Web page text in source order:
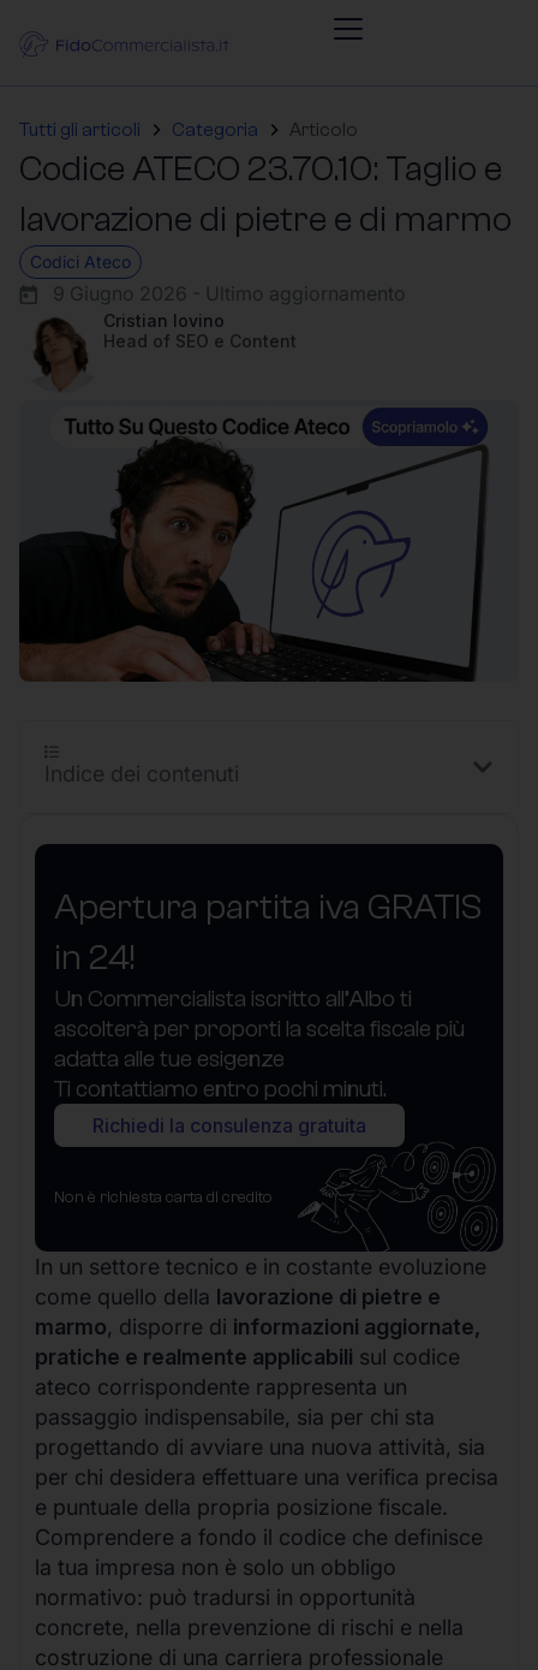
Tutti gli articoli Categoria Articolo
Codice ATECO 23.70.10: Taglio e
lavorazione di pietre e di marmo
Codici Ateco
9 Giugno 2026 - Ultimo aggiornamento
Cristian Iovino
Head of SEO e Content
Apertura partita iva GRATIS
in 24!
Un Commercialista iscritto all’Albo ti
ascolterà per proporti la scelta fiscale più
adatta alle tue esigenze
Ti contattiamo entro pochi minuti.
Richiedi la consulenza gratuita
Non è richiesta carta di credito
In un settore tecnico e in costante evoluzione
come quello della lavorazione di pietre e
marmo, disporre di informazioni aggiornate,
pratiche e realmente applicabili sul codice
ateco corrispondente rappresenta un
passaggio indispensabile, sia per chi sta
progettando di avviare una nuova attività, sia
per chi desidera effettuare una verifica precisa
e puntuale della propria posizione fiscale.
Comprendere a fondo il codice che definisce
la tua impresa non è solo un obbligo
normativo: può tradursi in opportunità
concrete, nella prevenzione di rischi e nella
costruzione di una carriera professionale
Indice dei contenuti